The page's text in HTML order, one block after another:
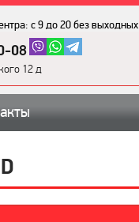
с 9 до 20 без выходных
08
12 д